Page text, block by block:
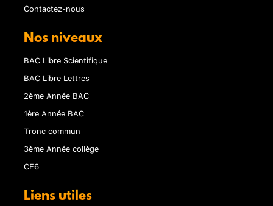
Contactez-nous
Nos niveaux
BAC Libre Scientifique
BAC Libre Lettres
2ème Année BAC
1ère Année BAC
Tronc commun
3ème Année collège
CE6
Liens utiles